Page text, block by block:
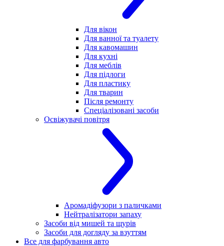
Для вікон
Для ванної та туалету
Для кавомашин
Для кухні
Для меблів
Для підлоги
Для пластику
Для тварин
Після ремонту
Спеціалізовані засоби
Освіжувачі повітря
Аромадіфузори з паличками
Нейтралізатори запаху
Засоби від мишей та щурів
Засоби для догляду за взуттям
Все для фарбування авто